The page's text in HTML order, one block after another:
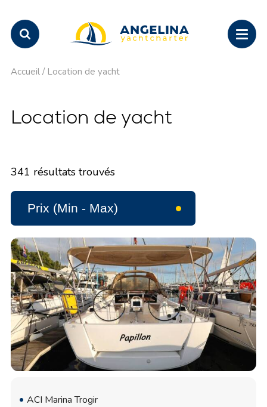
Accueil / Location de yacht
Location de yacht
341 résultats trouvés
ACI Marina Trogir